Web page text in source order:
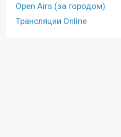
Open Airs (за городом)
Трансляции Online